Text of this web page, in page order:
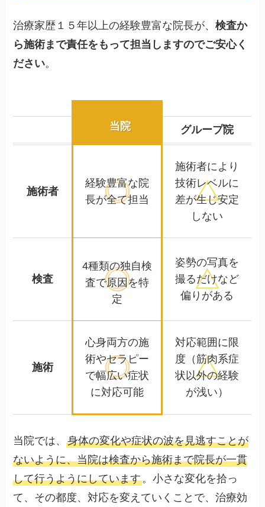
治療家歴１５年以上の経験豊富な院長が、検査か
ら施術まで責任をもって担当しますのでご安心く
ださい。
当院 グループ院
施術者
経験豊富な院
長が全て担当
施術者により
技術レベルに
差が生じ安定
しない
検査
4種類の独自検
査で原因を特
定
姿勢の写真を
撮るだけなど
偏りがある
施術
心身両方の施
術やセラピー
で幅広い症状
に対応可能
対応範囲に限
度 （筋肉系症
状以外の経験
が浅い）
当院では、身体の変化や症状の波を見逃すことが
ないように、当院は検査から施術まで院長が一貫
して行うようにしています。小さな変化を拾っ
て、その都度、対応を変えていくことで、治療効